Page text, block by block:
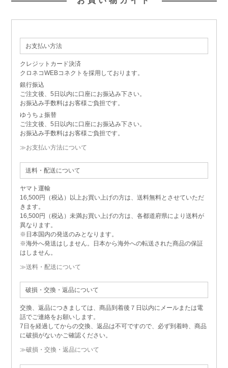
お支払い方法
クレジットカード決済
クロネコWEBコネクトを採用しております。
銀行振込
ご注文後、5日以内に口座にお振込み下さい。
お振込み手数料はお客様ご負担です。
ゆうちょ振替
ご注文後、5日以内に口座にお振込み下さい。
お振込み手数料はお客様ご負担です。
≫お支払い方法について
送料・配送について
ヤマト運輸
16,500円（税込）以上お買い上げの方は、送料無料とさせていただ
きます。
16,500円（税込）未満お買い上げの方は、各都道府県により送料が
異なります。
※日本国内の発送のみとなります。
※海外へ発送はしません。日本から海外への転送された商品の保証
はしません。
≫送料・配送について
破損・交換・返品について
交換、返品につきましては、商品到着後７日以内にメールまたは電
話でご連絡をお願いします。
7日を経過してからの交換、返品は不可ですので、必ず到着時、商品
に破損がないかご確認ください。
≫破損・交換・返品について